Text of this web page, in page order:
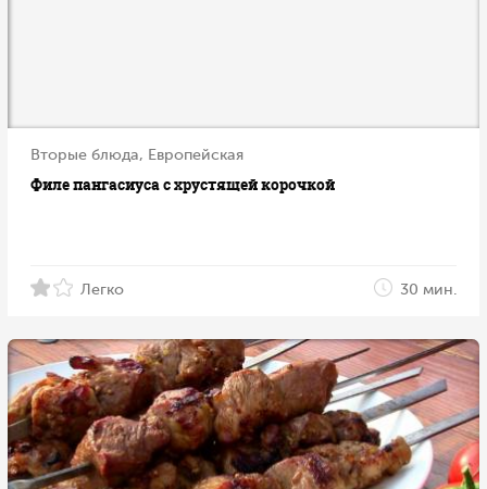
Вторые блюда, Европейская
Филе пангасиуса с хрустящей корочкой
Легко 30 мин.